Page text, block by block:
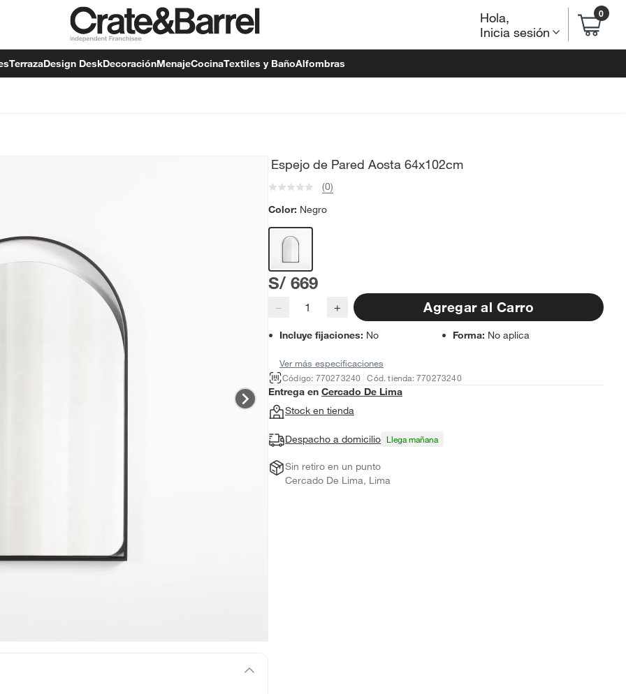
Hola,
Inicia sesión
0
TerrazaDesign DeskDecoraciónMenajeCocinaTextiles y BañoAlfombras
Espejo de Pared Aosta 64x102cm
(0)
Color: Negro
S/ 669
− + Agregar al Carro
Incluye fijaciones: No Forma: No aplica
Ver más especificaciones
Código: 770273240
Cód. tienda: 770273240
Entrega en Cercado De Lima
Stock en tienda
Despacho a domicilio Llega mañana
Sin retiro en un punto
Cercado De Lima, Lima